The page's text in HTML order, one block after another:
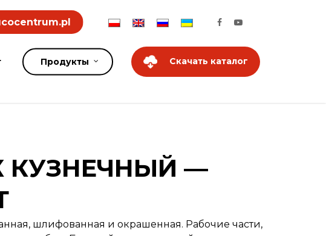
Продукты Скачать каталог
КУЗНЕЧНЫЙ —
шлифованная и окрашенная. Рабочие части,